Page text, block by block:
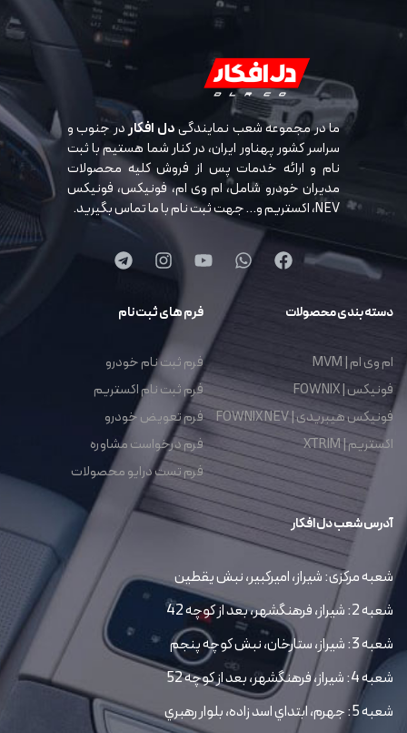
ما در مجموعه شعب نمایندگیدل افکاردر جنوب و
سراسر کشور پهناور ایران، در کنار شما هستیم با ثبت
نام و ارائه خدمات پس از فروش کلیه محصولات
مدیران خودرو شامل، ام وی ام، فونیکس، فونیکس
NEV، اکستریم و… جهت ثبت نام با ما تماس بگیرید.
دسته بندی محصولات
ام وی ام | MVM
فونیکس | FOWNIX
فونیکس هیبریدی | FOWNIX NEV
اکستریم | XTRIM
فرم های ثبت نام
فرم ثبت نام خودرو
فرم ثبت نام اکستریم
فرم تعویض خودرو
فرم درخواست مشاوره
فرم تست درایو محصولات
آدرس شعب دل افکار
شعبه مرکزی: شیراز، امیرکبیر، نبش یقطین
شعبه 2: شیراز، فرهنگشهر، بعد از کوچه 42
شعبه 3: شیراز، ستارخان، نبش کوچه پنجم
شعبه 4: شیراز، فرهنگشهر، بعد از کوچه 52
شعبه 5: جهرم، ابتداي اسد زاده، بلوار رهبري